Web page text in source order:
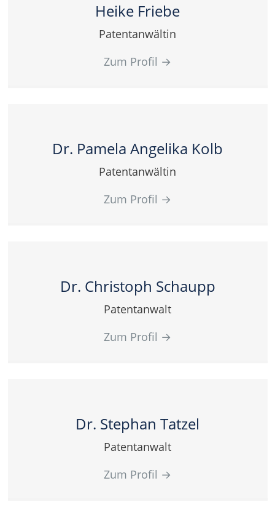
Heike Friebe
Patentanwältin
Zum Profil →
Dr. Pamela Angelika Kolb
Patentanwältin
Zum Profil →
Dr. Christoph Schaupp
Patentanwalt
Zum Profil →
Dr. Stephan Tatzel
Patentanwalt
Zum Profil →